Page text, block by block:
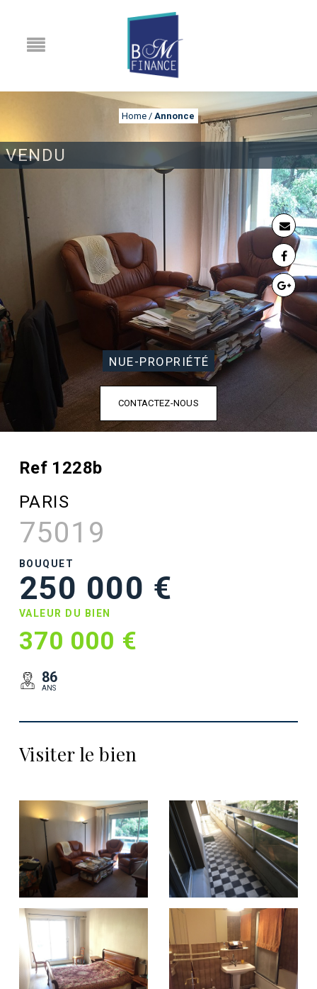
VENDU
Home / Annonce
ANNONCE
NUE-PROPRIÉTÉ
CONTACTEZ-NOUS
Ref 1228b
PARIS
75019
BOUQUET
250 000 €
VALEUR DU BIEN
370 000 €
86
ANS
Visiter le bien